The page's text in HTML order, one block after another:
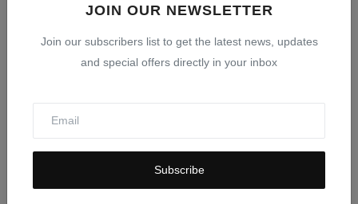
JOIN OUR NEWSLETTER
Join our subscribers list to get the latest news, updates
and special offers directly in your inbox
Subscribe